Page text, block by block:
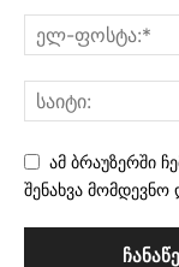
ამ ბრაუზერში
შენახვა